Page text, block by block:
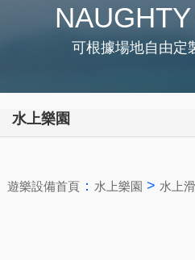
可根據場地自由定
水上樂園
遊樂設備首頁： 水上樂園 > 水上